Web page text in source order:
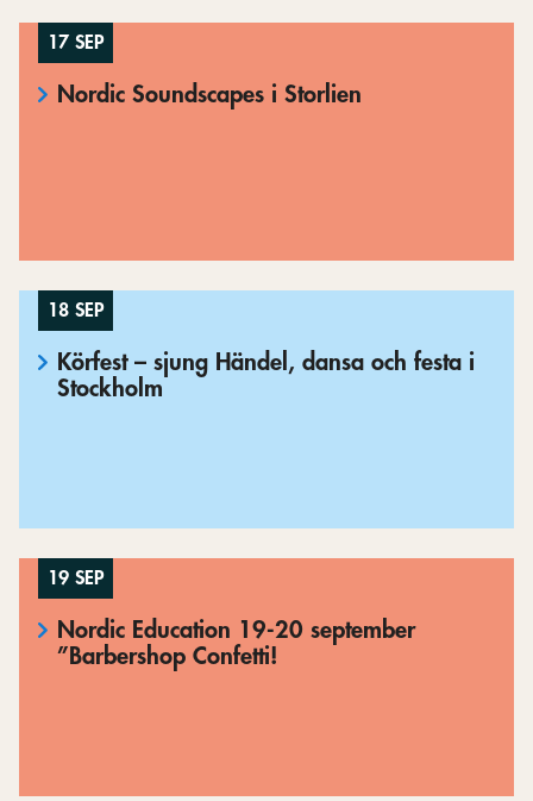
17 SEP
Nordic Soundscapes i Storlien
18 SEP
Körfest – sjung Händel, dansa och festa i
Stockholm
19 SEP
Nordic Education 19-20 september
”Barbershop Confetti!